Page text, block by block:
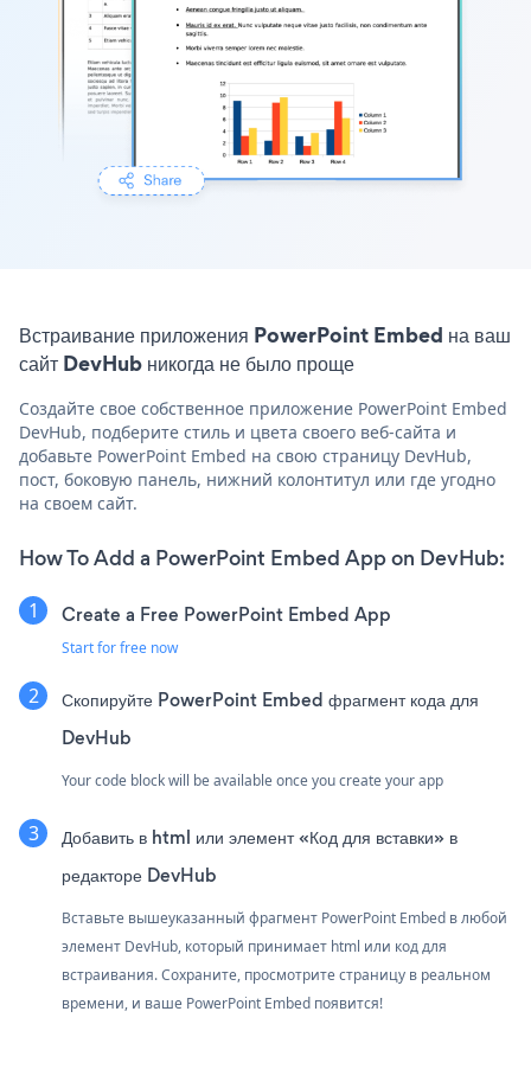
Встраивание приложения PowerPoint Embed на ваш
сайт DevHub никогда не было проще
Создайте свое собственное приложение PowerPoint Embed
DevHub, подберите стиль и цвета своего веб-сайта и
добавьте PowerPoint Embed на свою страницу DevHub,
пост, боковую панель, нижний колонтитул или где угодно
на своем сайт.
How To Add a PowerPoint Embed App on DevHub:
Create a Free PowerPoint Embed App
Start for free now
Скопируйте PowerPoint Embed фрагмент кода для
DevHub
Your code block will be available once you create your app
Добавить в html или элемент «Код для вставки» в
редакторе DevHub
Вставьте вышеуказанный фрагмент PowerPoint Embed в любой
элемент DevHub, который принимает html или код для
встраивания. Сохраните, просмотрите страницу в реальном
времени, и ваше PowerPoint Embed появится!